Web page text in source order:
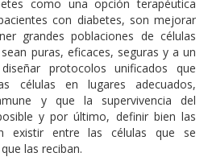
como una opción terapéutica
con diabetes, son mejorar
grandes poblaciones de células
puras, eficaces, seguras y a un
protocolos unificados que
células en lugares adecuados,
y que la supervivencia del
y por último, definir bien las
existir entre las células que se
las reciban.